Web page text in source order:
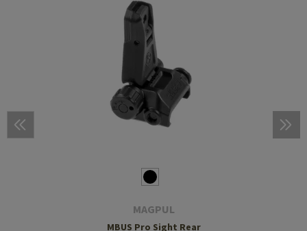
MAGPUL
MBUS Pro Sight Rear